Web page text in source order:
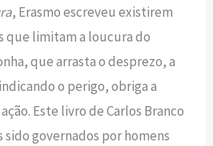
, Erasmo escreveu existirem
que limitam a loucura do
que arrasta o desprezo, a
o perigo, obriga a
Este livro de Carlos Branco
governados por homens